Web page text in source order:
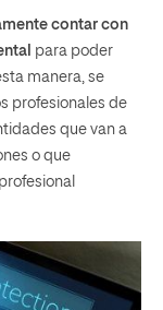
contar con
para poder
manera, se
profesionales de
que van a
o que